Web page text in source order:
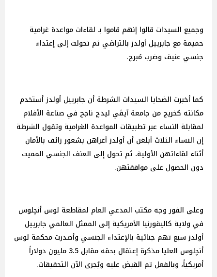
وجميع السيدات قالوا إنهم قاموا بـ لقاءات مواعدة غرامية
حميمة مع جابرييل أولدز بالتراضي ثم تحولت إلى إعتداء
جنسي عنيف وضرب مُبرح.
كما أخبرت الضحايا السيدات الشرطة أن جابرييل أولدز أستخدم
مكانته كخريج من جامعة آيڤي ليدچ ناجح في صناعة الأفلام
لمقابلة النساء عبر تطبيقات المواعدة الغرامية وتقول الشرطة
إن النساء الثلاث أبلغن أن أولدز أغراهن بشعور زائف بالأمان
أثناء لقاءاتهن الأولية، ثم تحول إلى العنف الجنسي المميت
دون الحصول على موافقتهن.
وعلى الفور وجه مكتب المدعي العام لمقاطعة لوس أنچلوس
في ولاية كاليفورنيا الأمريكية إلى الممثل العالمي جابرييل
أولدز سبع تهم جنائية بالإعتداء الجنسي وأصدرت محكمة لوس
أنچلوس العليا مذكرة إعتقال بحقه مقابل 3.5 مليون دولاراً
أمريكياً، وبالفعل تم القبض عليه ويُجرى الآن التحقيقات.